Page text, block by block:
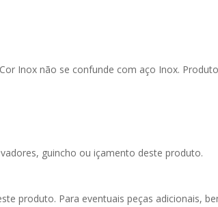
Inox não se confunde com aço Inox.
guincho ou içamento deste produto.
produto. Para eventuais peças adicionais,